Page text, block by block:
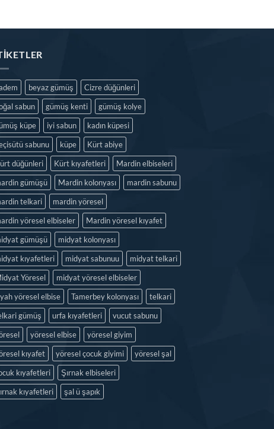
beyaz gümüş
Cizre düğünleri
sabun
gümüş kenti
gümüş kolye
küpe
iyi sabun
kadın küpesi
sabunu
küpe
Kürt abiye
düğünleri
Kürt kıyafetleri
Mardin elbiseleri
gümüşü
Mardin kolonyası
mardin sabunu
telkari
mardin yöresel
yöresel elbiseler
Mardin yöresel kıyafet
gümüşü
midyat kolonyası
kıyafetleri
midyat sabunuu
midyat telkari
Yöresel
midyat yöresel elbiseler
yöresel elbise
Tamerbey kolonyası
telkari
gümüş
urfa kıyafetleri
vucut sabunu
yöresel elbise
yöresel giyim
kıyafet
yöresel çocuk giyimi
yöresel şal
kıyafetleri
Şırnak elbiseleri
kıyafetleri
şal ü şapık